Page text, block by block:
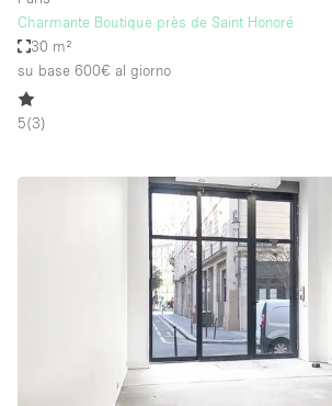
Charmante Boutique près de Saint Honoré
30 m²
su base 600€ al giorno
5(3)